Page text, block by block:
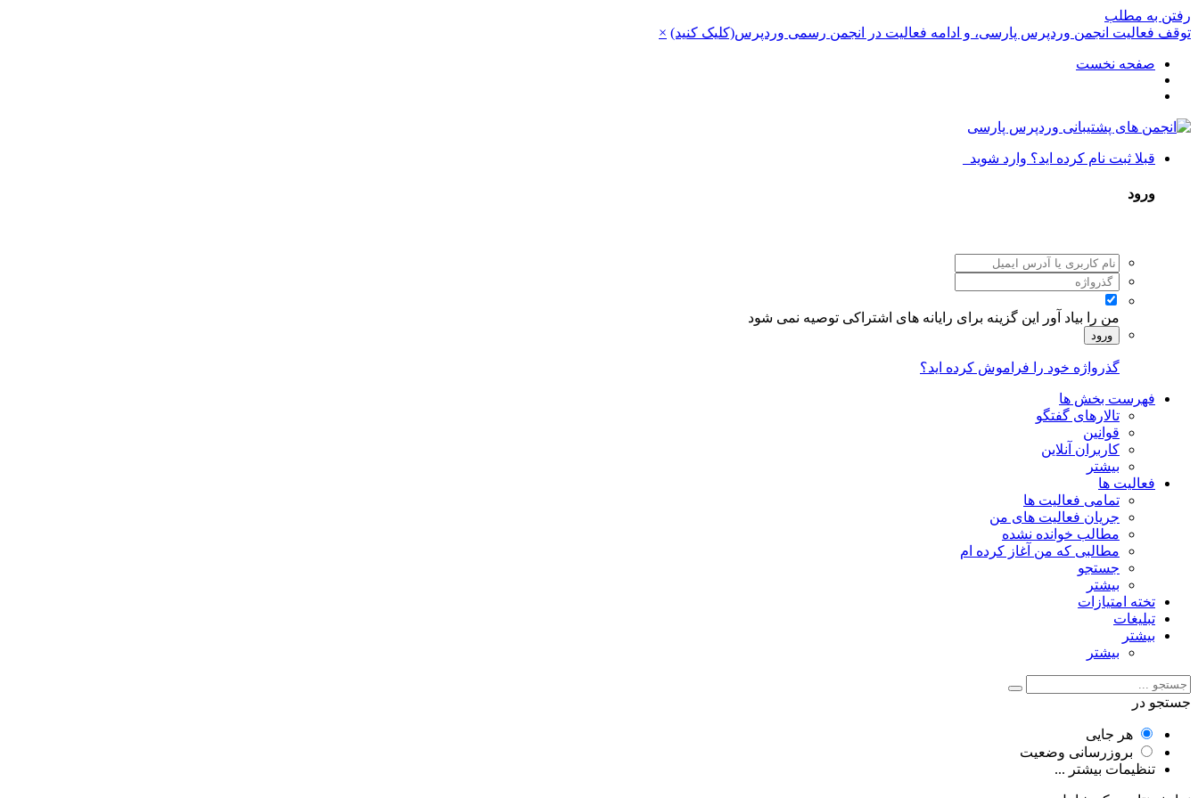
رفتن به مطلب
توقف فعالیت انجمن وردپرس پارسی، و ادامه فعالیت در انجمن رسمی وردپرس(کلیک کنید) ×
صفحه نخست
قبلا ثبت نام کرده اید؟ وارد شوید
ورود
من را بیاد آور این گزینه برای رایانه های اشتراکی توصیه نمی شود
ورود
گذرواژه خود را فراموش کرده اید؟
فهرست بخش ها
تالارهای گفتگو
قوانین
کاربران آنلاین
بیشتر
فعالیت ها
تمامی فعالیت ها
جریان فعالیت های من
مطالب خوانده نشده
مطالبی که من آغاز کرده ام
جستجو
بیشتر
تخته امتیازات
تبلیغات
بیشتر
بیشتر
جستجو در
هر جایی
بروزرسانی وضعیت
تنظیمات بیشتر ...